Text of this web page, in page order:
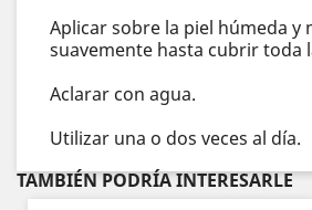
Aplicar sobre la piel húmeda y
suavemente hasta cubrir toda
Aclarar con agua.
Utilizar una o dos veces al día.
TAMBIÉN PODRÍA INTERESARLE